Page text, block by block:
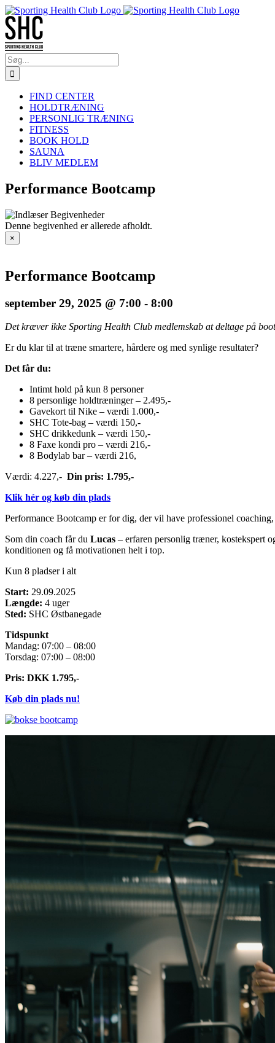
Skip
to
content
Søg
efter:
FIND CENTER
HOLDTRÆNING
PERSONLIG TRÆNING
FITNESS
BOOK HOLD
SAUNA
BLIV MEDLEM
Performance Bootcamp
Denne begivenhed er allerede afholdt.
×
Performance Bootcamp
september 29, 2025 @ 7:00 - 8:00
Det kræver ikke Sporting Health Club medlemskab at deltage på
Er du klar til at træne smartere, hårdere og med synlige resultater?
Det får du:
Intimt hold på kun 8 personer
8 personlige holdtræninger – 2.495,-
Gavekort til Nike – værdi 1.000,-
SHC Tote-bag – værdi 150,-
SHC drikkedunk – værdi 150,-
8 Faxe kondi pro – værdi 216,-
8 Bodylab bar – værdi 216,
Værdi: 4.227,- Din pris: 1.795,-
Klik hér og køb din plads
Performance Bootcamp er for dig, der vil have professionel
Som din coach får du Lucas – erfaren personlig træner, kostekspert
konditionen og få motivationen helt i top.
Kun 8 pladser i alt
Start: 29.09.2025
Længde: 4 uger
Sted: SHC Østbanegade
Tidspunkt
Mandag: 07:00 – 08:00
Torsdag: 07:00 – 08:00
Pris: DKK 1.795,-
Køb din plads nu!